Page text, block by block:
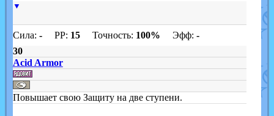
▼
Сила: -PP: 15Точность: 100% Эфф: -
30
Acid Armor
Повышает свою Защиту на две ступени.